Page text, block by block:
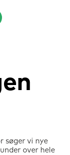
søger vi nye
over hele